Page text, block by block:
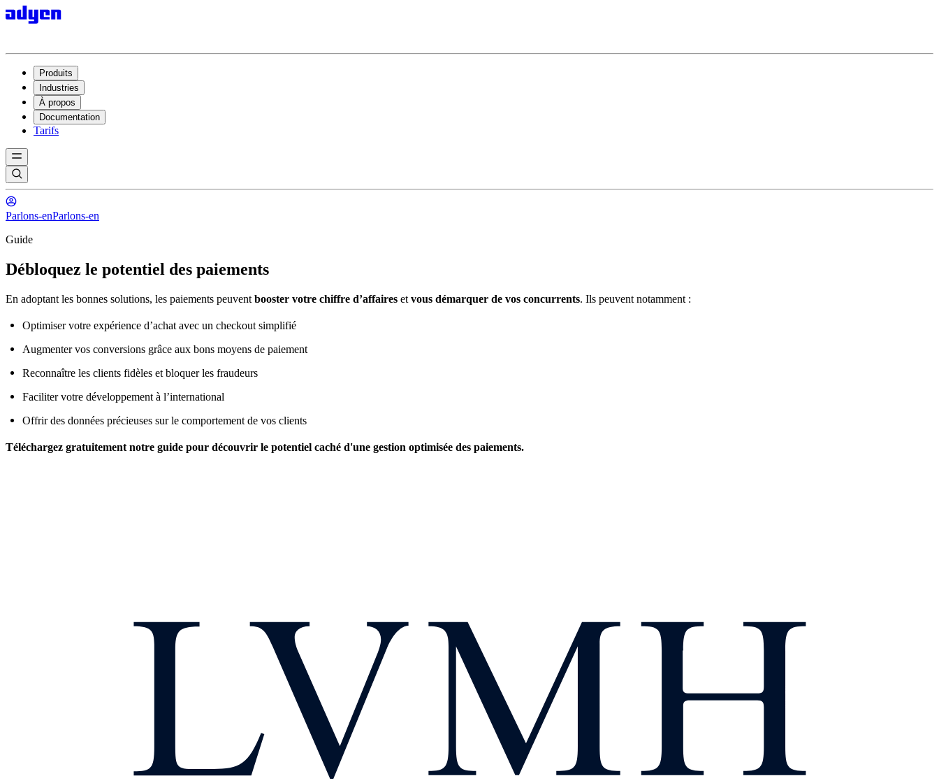
Produits
Industries
À propos
Documentation
Tarifs
Parlons-enParlons-en
Guide
Débloquez le potentiel des paiements
En adoptant les bonnes solutions, les paiements peuvent booster votre chiffre d’affaires et vous démarquer de vos concurrents. Ils peuvent notamment :
Optimiser votre expérience d’achat avec un checkout simplifié
Augmenter vos conversions grâce aux bons moyens de paiement
Reconnaître les clients fidèles et bloquer les fraudeurs
Faciliter votre développement à l’international
Offrir des données précieuses sur le comportement de vos clients
Téléchargez gratuitement notre guide pour découvrir le potentiel caché d'une gestion optimisée des paiements.